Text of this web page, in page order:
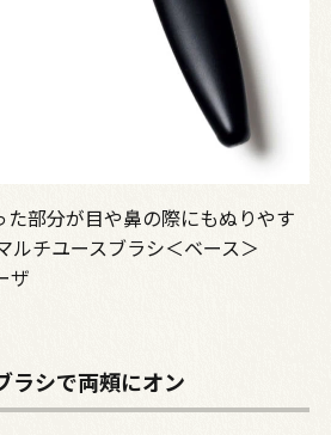
部分が目や鼻の際にもぬりやす
ルチユースブラシ＜ベース＞
ザ
ラシで両頰にオン